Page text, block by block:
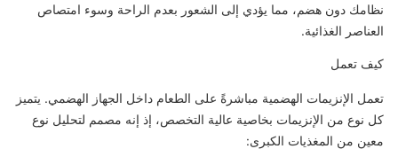
نظامك دون هضم، مما يؤدي إلى الشعور بعدم الراحة وسوء امتصاص
العناصر الغذائية.
كيف تعمل
تعمل الإنزيمات الهضمية مباشرةً على الطعام داخل الجهاز الهضمي. يتميز
كل نوع من الإنزيمات بخاصية عالية التخصص، إذ إنه مصمم لتحليل نوع
معين من المغذيات الكبرى: